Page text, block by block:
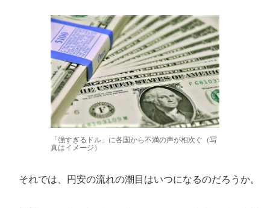
「強すぎるドル」に各国から不満の声が相次ぐ（写
真はイメージ）
それでは、円安の流れの潮目はいつになるのだろうか。